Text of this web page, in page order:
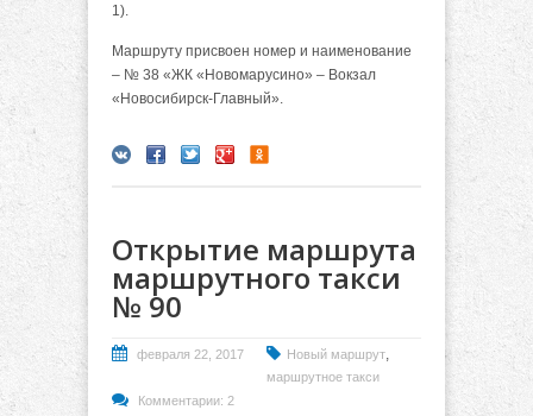
1).
Маршруту присвоен номер и наименование
– № 38 «ЖК «Новомарусино» – Вокзал
«Новосибирск-Главный».
Открытие маршрута
маршрутного такси
№ 90
февраля 22, 2017 Новый маршрут,
маршрутное такси
Комментарии: 2